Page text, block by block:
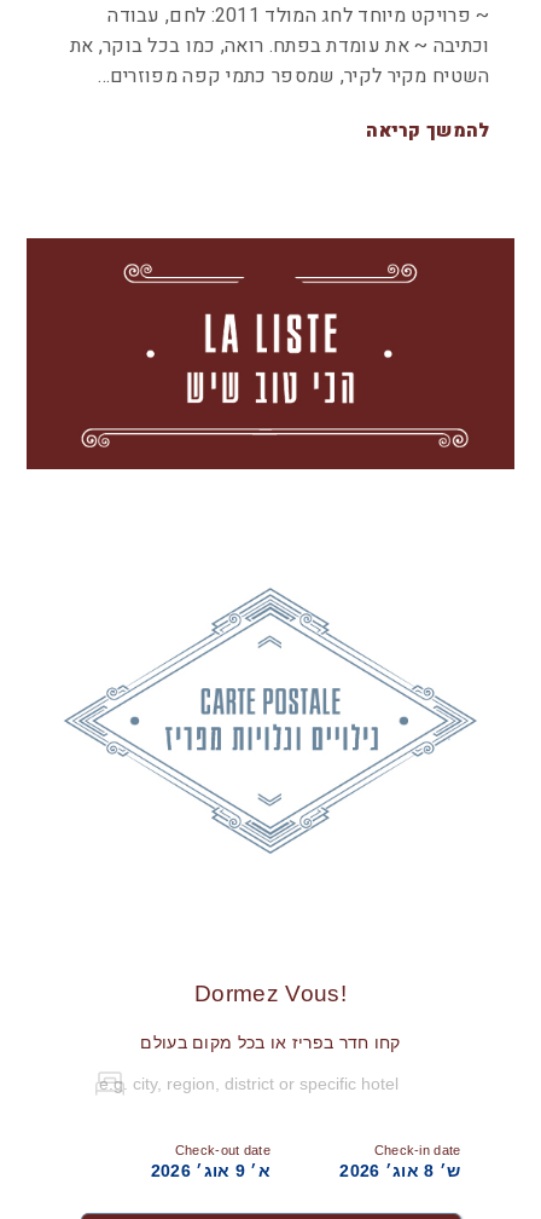
~ פרויקט מיוחד לחג המולד 2011: לחם, עבודה
וכתיבה ~ את עומדת בפתח. רואה, כמו בכל בוקר, את
השטיח מקיר לקיר, שמספר כתמי קפה מפוזרים…
להמשך קריאה
!Dormez Vous
קחו חדר בפריז או בכל מקום בעולם
Check-in date
ש׳ 8 אוג׳ 2026
Check-out date
א׳ 9 אוג׳ 2026